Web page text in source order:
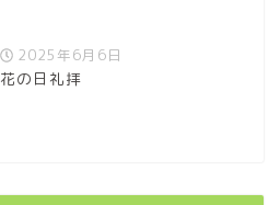
2025年6月6日
花の日礼拝